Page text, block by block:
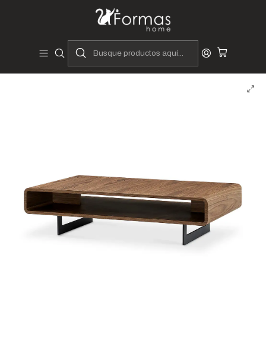
Diseñadores y Fabricantes Peruanos
Mesas y Laterales
Caen - Mesa de Centro